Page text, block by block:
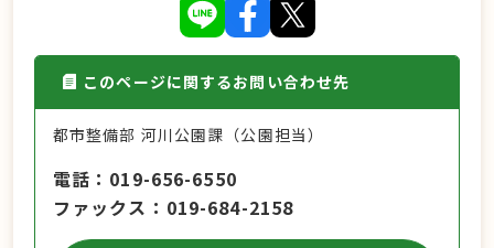
このページに関するお問い合わせ先
都市整備部 河川公園課（公園担当）
電話
019-656-6550
ファックス
019-684-2158